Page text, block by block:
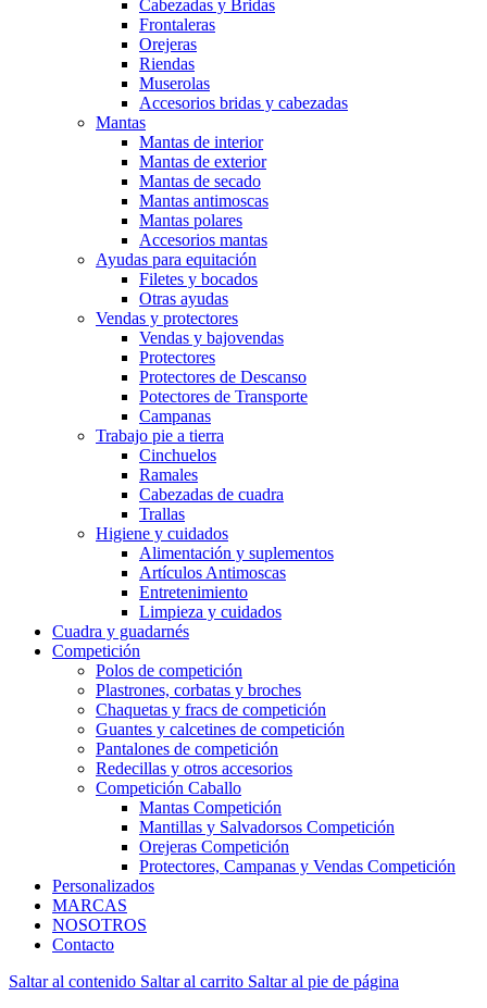
Cabezadas y Bridas
Frontaleras
Orejeras
Riendas
Muserolas
Accesorios bridas y cabezadas
Mantas
Mantas de interior
Mantas de exterior
Mantas de secado
Mantas antimoscas
Mantas polares
Accesorios mantas
Ayudas para equitación
Filetes y bocados
Otras ayudas
Vendas y protectores
Vendas y bajovendas
Protectores
Protectores de Descanso
Potectores de Transporte
Campanas
Trabajo pie a tierra
Cinchuelos
Ramales
Cabezadas de cuadra
Trallas
Higiene y cuidados
Alimentación y suplementos
Artículos Antimoscas
Entretenimiento
Limpieza y cuidados
Cuadra y guadarnés
Competición
Polos de competición
Plastrones, corbatas y broches
Chaquetas y fracs de competición
Guantes y calcetines de competición
Pantalones de competición
Redecillas y otros accesorios
Competición Caballo
Mantas Competición
Mantillas y Salvadorsos Competición
Orejeras Competición
Protectores, Campanas y Vendas Competición
Personalizados
MARCAS
NOSOTROS
Contacto
Saltar al contenido Saltar al carrito Saltar al pie de página